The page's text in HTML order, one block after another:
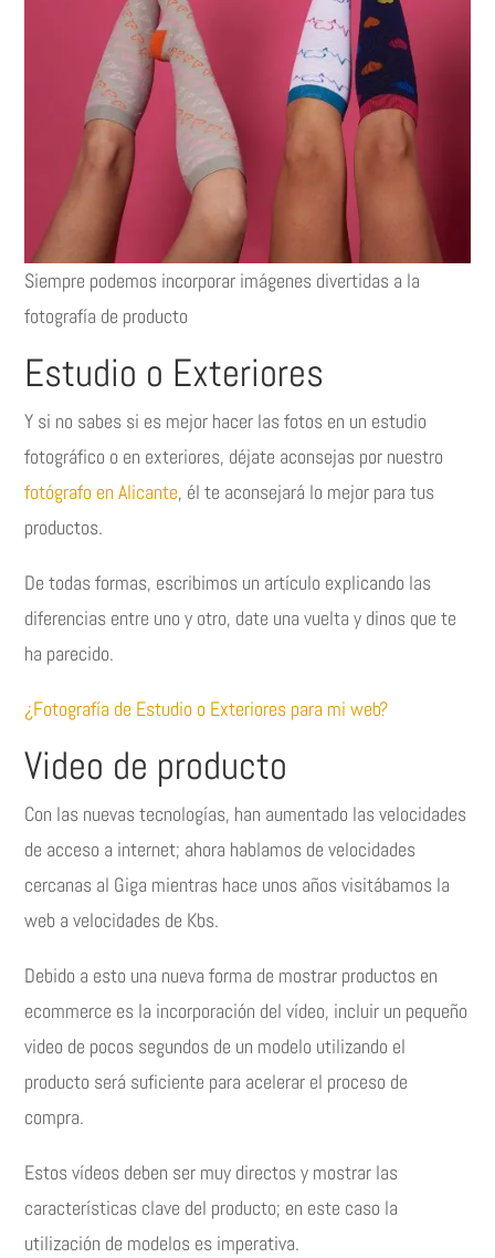
Siempre podemos incorporar imágenes divertidas a la
fotografía de producto
Estudio o Exteriores
Y si no sabes si es mejor hacer las fotos en un estudio
fotográfico o en exteriores, déjate aconsejas por nuestro
fotógrafo en Alicante, él te aconsejará lo mejor para tus
productos.
De todas formas, escribimos un artículo explicando las
diferencias entre uno y otro, date una vuelta y dinos que te
ha parecido.
¿Fotografía de Estudio o Exteriores para mi web?
Video de producto
Con las nuevas tecnologías, han aumentado las velocidades
de acceso a internet; ahora hablamos de velocidades
cercanas al Giga mientras hace unos años visitábamos la
web a velocidades de Kbs.
Debido a esto una nueva forma de mostrar productos en
ecommerce es la incorporación del vídeo, incluir un pequeño
video de pocos segundos de un modelo utilizando el
producto será suficiente para acelerar el proceso de
compra.
Estos vídeos deben ser muy directos y mostrar las
características clave del producto; en este caso la
utilización de modelos es imperativa.